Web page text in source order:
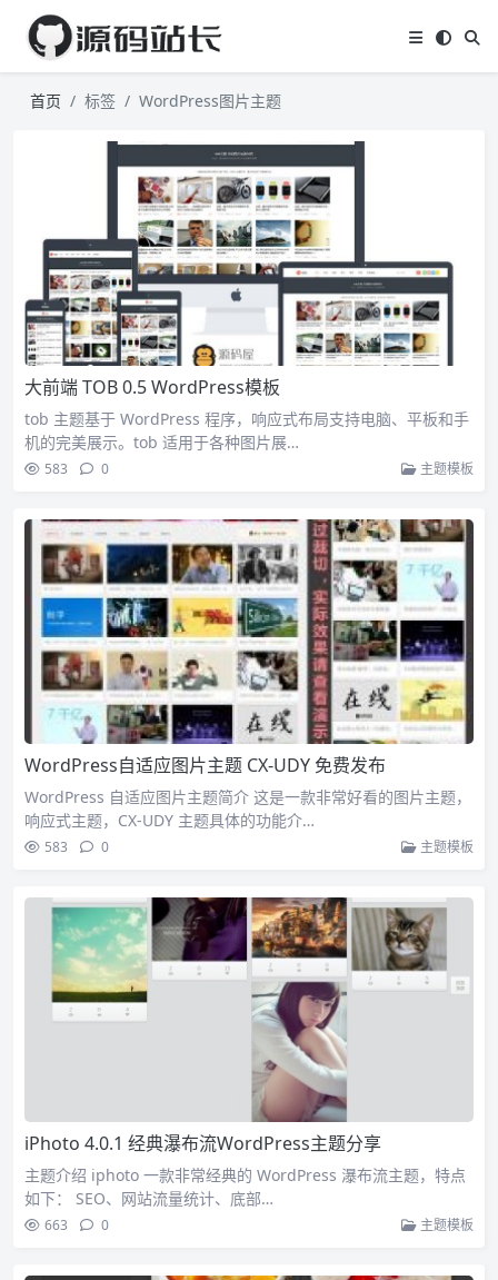
首页 标签 WordPress图片主题
大前端 TOB 0.5 WordPress模板
tob 主题基于 WordPress 程序，响应式布局支持电脑、平板和手
机的完美展示。tob 适用于各种图片展…
583 0 主题模板
WordPress自适应图片主题 CX-UDY 免费发布
WordPress 自适应图片主题简介 这是一款非常好看的图片主题，
响应式主题，CX-UDY 主题具体的功能介…
583 0 主题模板
iPhoto 4.0.1 经典瀑布流WordPress主题分享
主题介绍 iphoto 一款非常经典的 WordPress 瀑布流主题，特点
如下： SEO、网站流量统计、底部…
663 0 主题模板